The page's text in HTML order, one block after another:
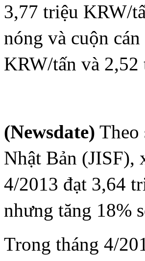
3,77 triệu KRW/
nóng và cuộn
KRW/tấn và
(Newsdate) Theo
Nhật Bản (JISF),
4/2013 đạt 3,64
nhưng tăng 18%
Trong tháng 4/